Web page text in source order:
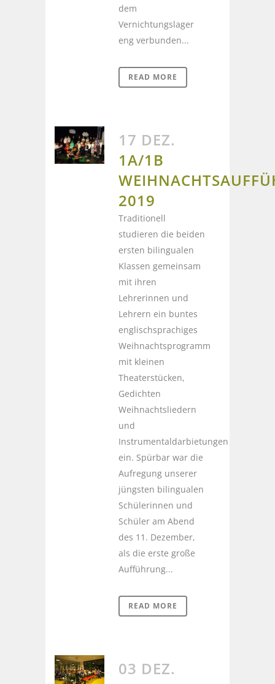
dem
Vernichtungslager
eng verbunden...
READ MORE
17 DEZ.
1A/1B
2019
Traditionell
studieren die beiden
ersten bilingualen
Klassen gemeinsam
mit ihren
Lehrerinnen und
Lehrern ein buntes
englischsprachiges
Weihnachtsprogramm
mit kleinen
Theaterstücken,
Gedichten
Weihnachtsliedern
und
Instrumentaldarbietungen
ein. Spürbar war die
Aufregung unserer
jüngsten bilingualen
Schülerinnen und
Schüler am Abend
des 11. Dezember,
als die erste große
Aufführung...
READ MORE
03 DEZ.